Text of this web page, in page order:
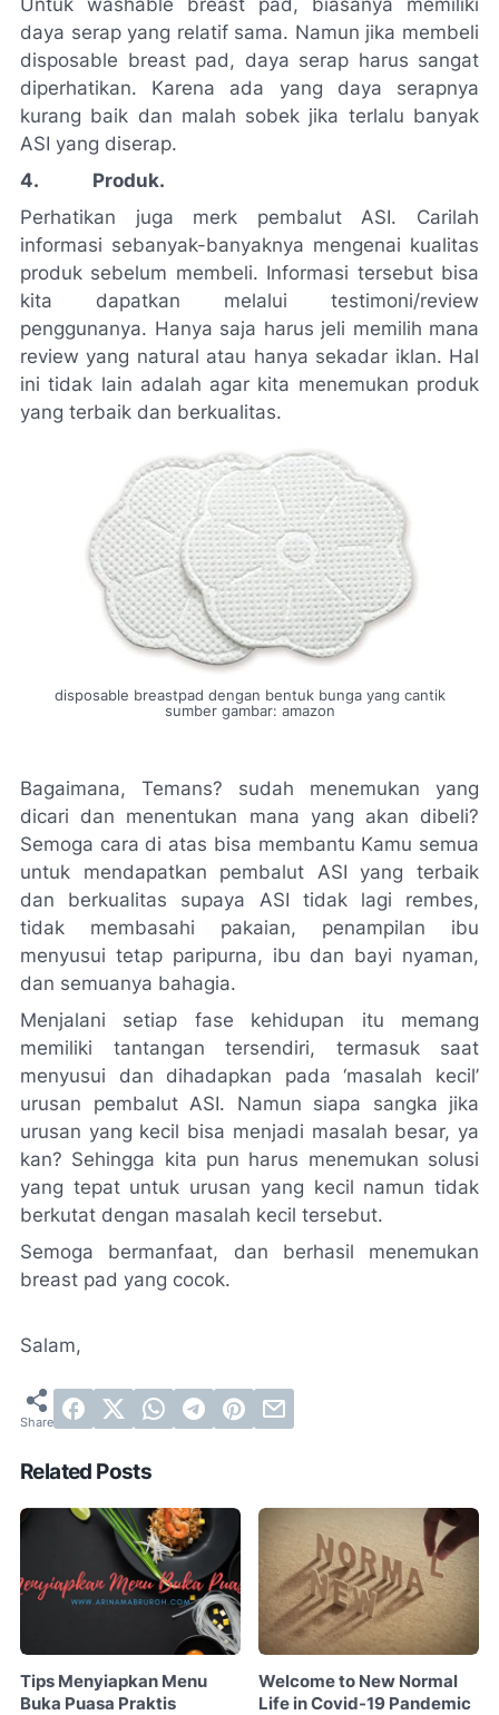
daya serap yang relatif sama. Namun jika membeli
disposable breast pad , daya serap harus sangat
diperhatikan. Karena ada yang daya serapnya
kurang baik dan malah sobek jika terlalu banyak
ASI yang diserap.
4. Produk.
Perhatikan juga merk pembalut ASI. Carilah
informasi sebanyak-banyaknya mengenai kualitas
produk sebelum membeli. Informasi tersebut bisa
kita dapatkan melalui testimoni/review
penggunanya. Hanya saja harus jeli memilih mana
review yang natural atau hanya sekadar iklan. Hal
ini tidak lain adalah agar kita menemukan produk
yang terbaik dan berkualitas.
disposable breastpad dengan bentuk bunga yang cantik
sumber gambar: amazon
Bagaimana, Temans? sudah menemukan yang
dicari dan menentukan mana yang akan dibeli?
Semoga cara di atas bisa membantu Kamu semua
untuk mendapatkan pembalut ASI yang terbaik
dan berkualitas supaya ASI tidak lagi rembes,
tidak membasahi pakaian, penampilan ibu
menyusui tetap paripurna, ibu dan bayi nyaman,
dan semuanya bahagia.
Menjalani setiap fase kehidupan itu memang
memiliki tantangan tersendiri, termasuk saat
menyusui dan dihadapkan pada ‘masalah kecil’
urusan pembalut ASI. Namun siapa sangka jika
urusan yang kecil bisa menjadi masalah besar, ya
kan? Sehingga kita pun harus menemukan solusi
yang tepat untuk urusan yang kecil namun tidak
berkutat dengan masalah kecil tersebut.
Semoga bermanfaat, dan berhasil menemukan
breast pad yang cocok.
Salam,
Related Posts
Tips Menyiapkan Menu
Buka Puasa Praktis
Welcome to New Normal
Life in Covid-19 Pandemic